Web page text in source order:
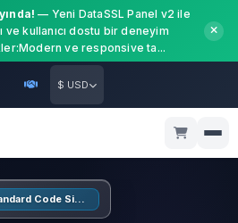
— Yeni DataSSL Panel v2 ile
ve kullanıcı dostu bir deneyim
ve responsive ta...
$ USD
Certum Standard Code Signing in the Cloud